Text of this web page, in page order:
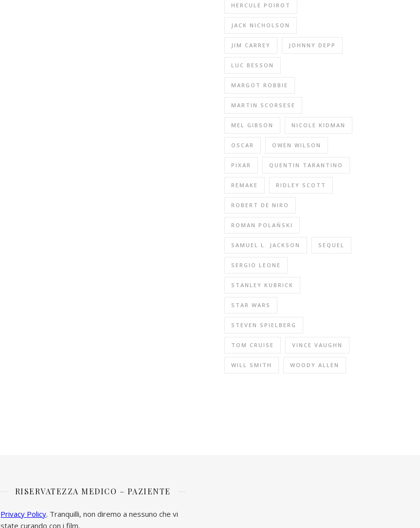
HERCULE POIROT
JACK NICHOLSON
JIM CARREY JOHNNY DEPP
LUC BESSON
MARGOT ROBBIE
MARTIN SCORSESE
MEL GIBSON NICOLE KIDMAN
OSCAR OWEN WILSON
PIXAR QUENTIN TARANTINO
REMAKE RIDLEY SCOTT
ROBERT DE NIRO
ROMAN POLAŃSKI
SAMUEL L. JACKSON SEQUEL
SERGIO LEONE
STANLEY KUBRICK
STAR WARS
STEVEN SPIELBERG
TOM CRUISE VINCE VAUGHN
WILL SMITH WOODY ALLEN
RISERVATEZZA MEDICO – PAZIENTE
Privacy Policy. Tranquilli, non diremo a nessuno che vi
state curando con i film.